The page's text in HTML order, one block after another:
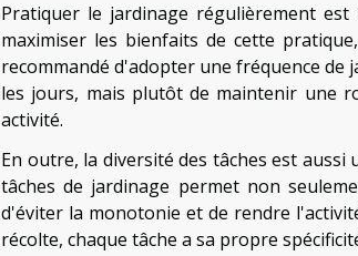
Pratiquer le jardinage régulièrement
maximiser les bienfaits de cette
recommandé d'adopter une fréquence de
les jours, mais plutôt de maintenir une
activité.
En outre, la diversité des tâches est
tâches de jardinage permet non
d'éviter la monotonie et de rendre
récolte, chaque tâche a sa propre